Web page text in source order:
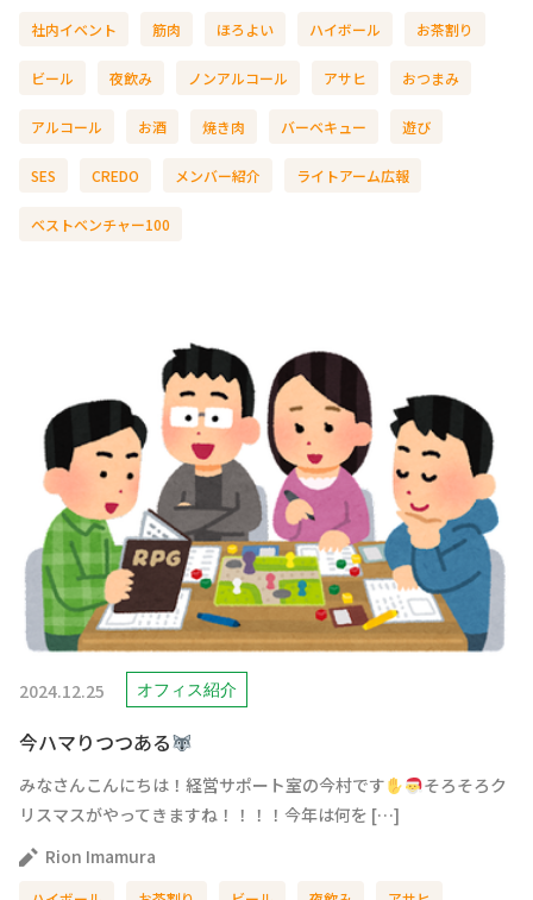
社内イベント 筋肉 ほろよい ハイボール お茶割り
ビール 夜飲み ノンアルコール アサヒ おつまみ
アルコール お酒 焼き肉 バーベキュー 遊び
SES CREDO メンバー紹介 ライトアーム広報
ベストベンチャー100
2024.12.25 オフィス紹介
今ハマりつつある
みなさんこんにちは！経営サポート室の今村です
そろそろク
リスマスがやってきますね！！！！今年は何を […]
Rion Imamura